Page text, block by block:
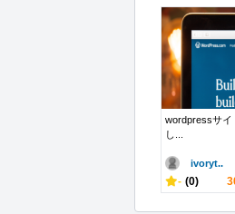
wordpressサイ
し...
ivoryt..
- (0)